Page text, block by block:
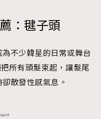
：毽子頭
不少韓星的日常或舞台
所有頭髮束起，讓髮尾
散發性感氣息。